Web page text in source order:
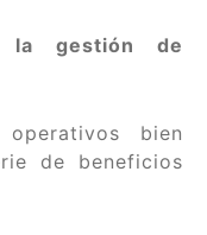
la gestión de
bien
de beneficios